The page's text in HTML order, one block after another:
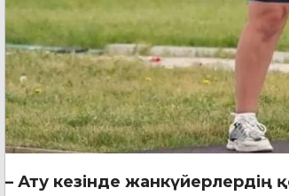
– Ату кезінде жанкүйерлердің